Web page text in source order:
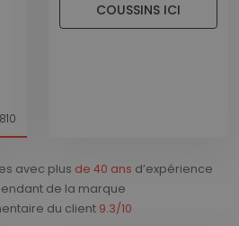
COUSSINS ICI
avec plus de 40 ans d’expérience
de la marque
du client 9.3/10